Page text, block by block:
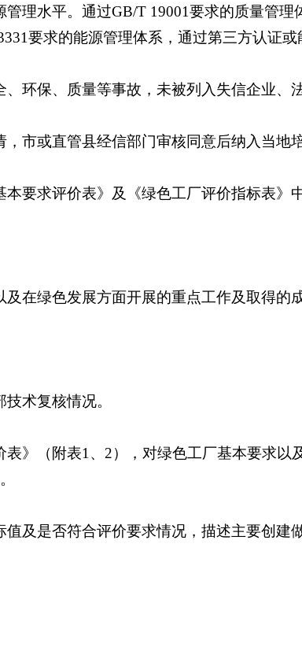
理水平。通过GB/T 19001要求的质量管理
要求的能源管理体系，通过第三方认证或
环保、质量等事故，未被列入失信企业、
市或直管县经信部门审核同意后纳入当
要求评价表》及《绿色工厂评价指标表
在绿色发展方面开展的重点工作及取得的成
术复核情况。
》（附表1、2），对绿色工厂基本要求
及是否符合评价要求情况，描述主要创建